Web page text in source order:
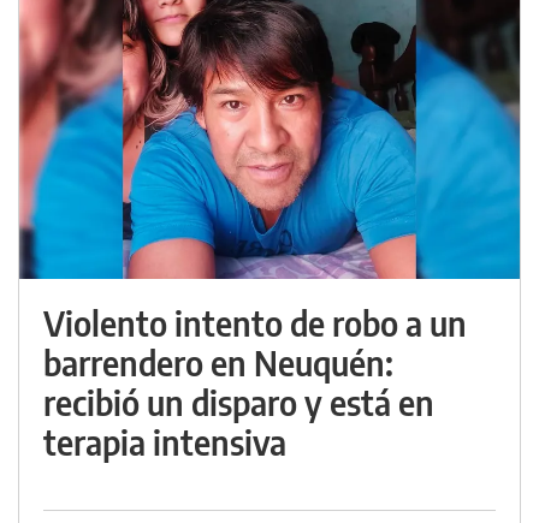
Violento intento de robo a un
barrendero en Neuquén:
recibió un disparo y está en
terapia intensiva